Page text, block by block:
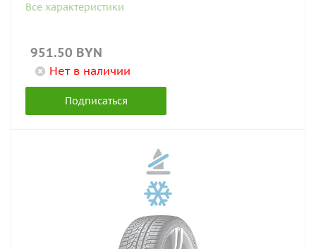
Все характеристики
951.50 BYN
Нет в наличии
Подписаться